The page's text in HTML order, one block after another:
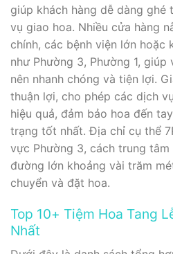
giúp khách hàng dễ dàng ghé
vụ giao hoa. Nhiều cửa hàng
chính, các bệnh viện lớn hoặc
như Phường 3, Phường 1,
nên nhanh chóng và tiện lợi.
thuận lợi, cho phép các dịch
hiệu quả, đảm bảo hoa đến
trạng tốt nhất. Địa chỉ cụ thể
vực Phường 3, cách trung
đường lớn khoảng vài trăm
chuyển và đặt hoa.
Top 10+ Tiệm Hoa Tang
Nhất